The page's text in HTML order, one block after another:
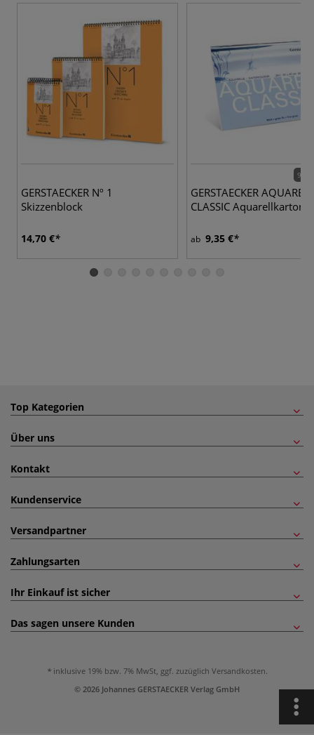
GERSTAECKER Nº 1
Skizzenblock
14,70 €
9
GERSTAECKER AQUARELL
CLASSIC Aquarellkarton,
ab 9,35 €
Top Kategorien
Über uns
Kontakt
Kundenservice
Versandpartner
Zahlungsarten
Ihr Einkauf ist sicher
Das sagen unsere Kunden
inklusive 19% bzw. 7% MwSt, ggf. zuzüglich Versandkosten.
© 2026 Johannes GERSTAECKER Verlag GmbH